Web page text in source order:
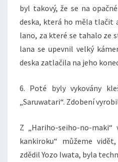
byl takový, že se na
deska, která ho měla tlačit
lano, za které se tahalo ze
lana se upevnil velký
deska zatlačila na jeho
6. Poté byly vykovány
„Saruwatari“. Zdobení
Z „Hariho-seiho-no-
kankiroku“ můžeme
zdědil Yozo Iwata, byla